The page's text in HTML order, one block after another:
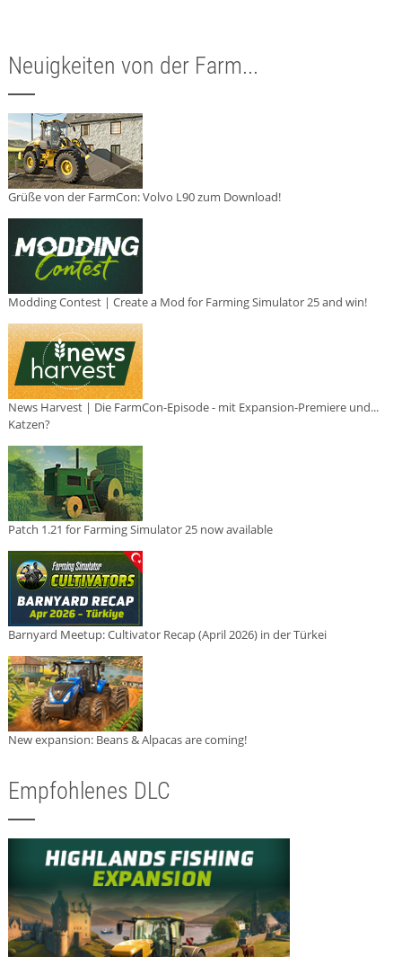
Neuigkeiten von der Farm...
Grüße von der FarmCon: Volvo L90 zum Download!
Modding Contest | Create a Mod for Farming Simulator 25 and win!
News Harvest | Die FarmCon-Episode - mit Expansion-Premiere und...
Katzen?
Patch 1.21 for Farming Simulator 25 now available
Barnyard Meetup: Cultivator Recap (April 2026) in der Türkei
New expansion: Beans & Alpacas are coming!
Empfohlenes DLC